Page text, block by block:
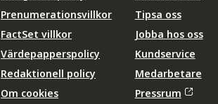
Prenumerationsvillkor
FactSet villkor
Värdepapperspolicy
Redaktionell policy
Om cookies
Tipsa oss
Jobba hos oss
Kundservice
Medarbetare
Pressrum